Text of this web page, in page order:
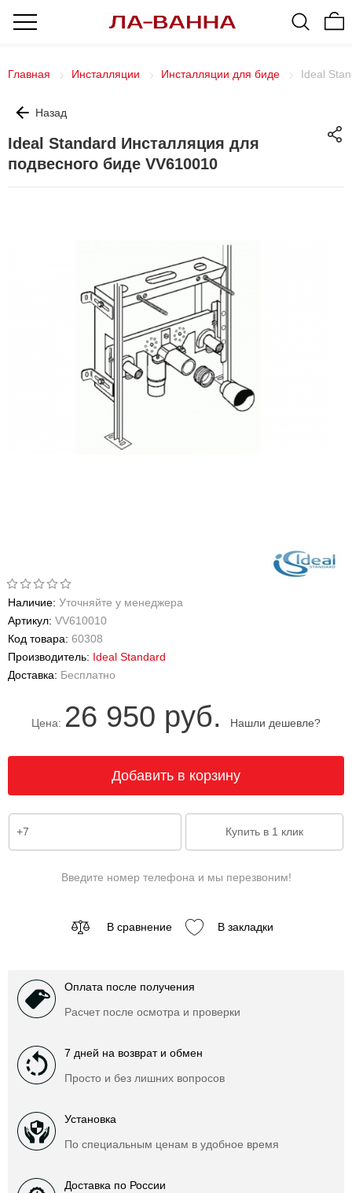
Главная Инсталляции Инсталляции для биде Ideal
Назад
Ideal Standard Инсталляция для
подвесного биде VV610010
Наличие: Уточняйте у менеджера
Артикул: VV610010
Код товара: 60308
Производитель: Ideal Standard
Доставка: Бесплатно
Цена: 26 950 руб. Нашли дешевле?
Введите номер телефона и мы перезвоним!
В сравнение В закладки
Оплата после получения
Расчет после осмотра и проверки
7 дней на возврат и обмен
Просто и без лишних вопросов
Установка
По специальным ценам в удобное время
Доставка по России